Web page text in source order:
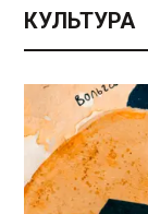
КУЛЬТУРА